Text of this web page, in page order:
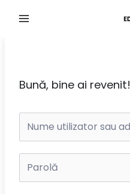
Bună, bine ai revenit!